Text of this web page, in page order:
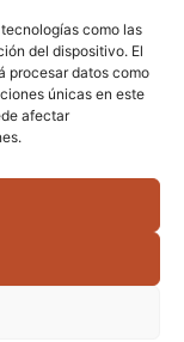
como las
del dispositivo. El
procesar datos como
únicas en este
afectar
Balaguer